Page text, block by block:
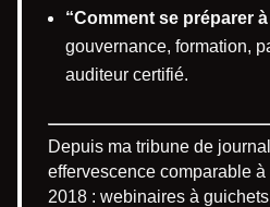
“Comment se préparer à
gouvernance, formation,
auditeur certifié.
Depuis ma tribune de
effervescence comparable
2018 : webinaires à